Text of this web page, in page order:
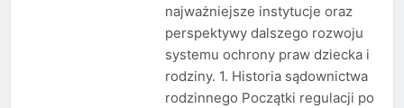
najważniejsze instytucje oraz
perspektywy dalszego rozwoju
systemu ochrony praw dziecka i
rodziny. 1. Historia sądownictwa
rodzinnego Początki regulacji po